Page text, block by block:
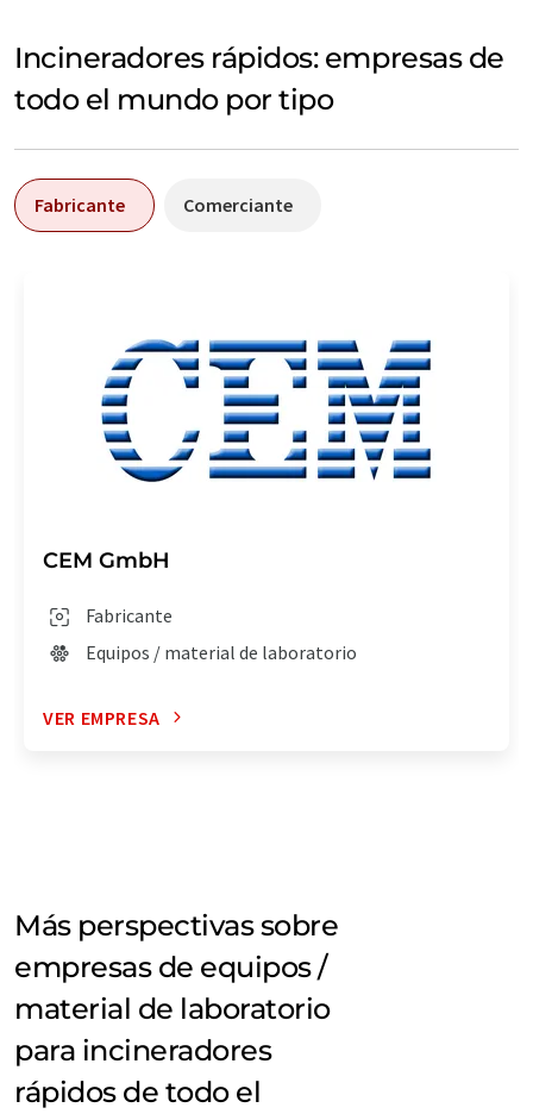
Incineradores rápidos: empresas de
todo el mundo por tipo
Fabricante Comerciante
CEM GmbH
Fabricante
Equipos / material de laboratorio
VER EMPRESA
Más perspectivas sobre
empresas de equipos /
material de laboratorio
para incineradores
rápidos de todo el